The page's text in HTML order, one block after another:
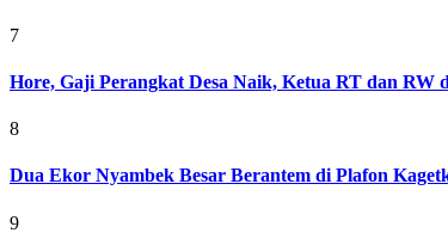
7
Hore, Gaji Perangkat Desa Naik, Ketua RT dan RW
8
Dua Ekor Nyambek Besar Berantem di Plafon
9